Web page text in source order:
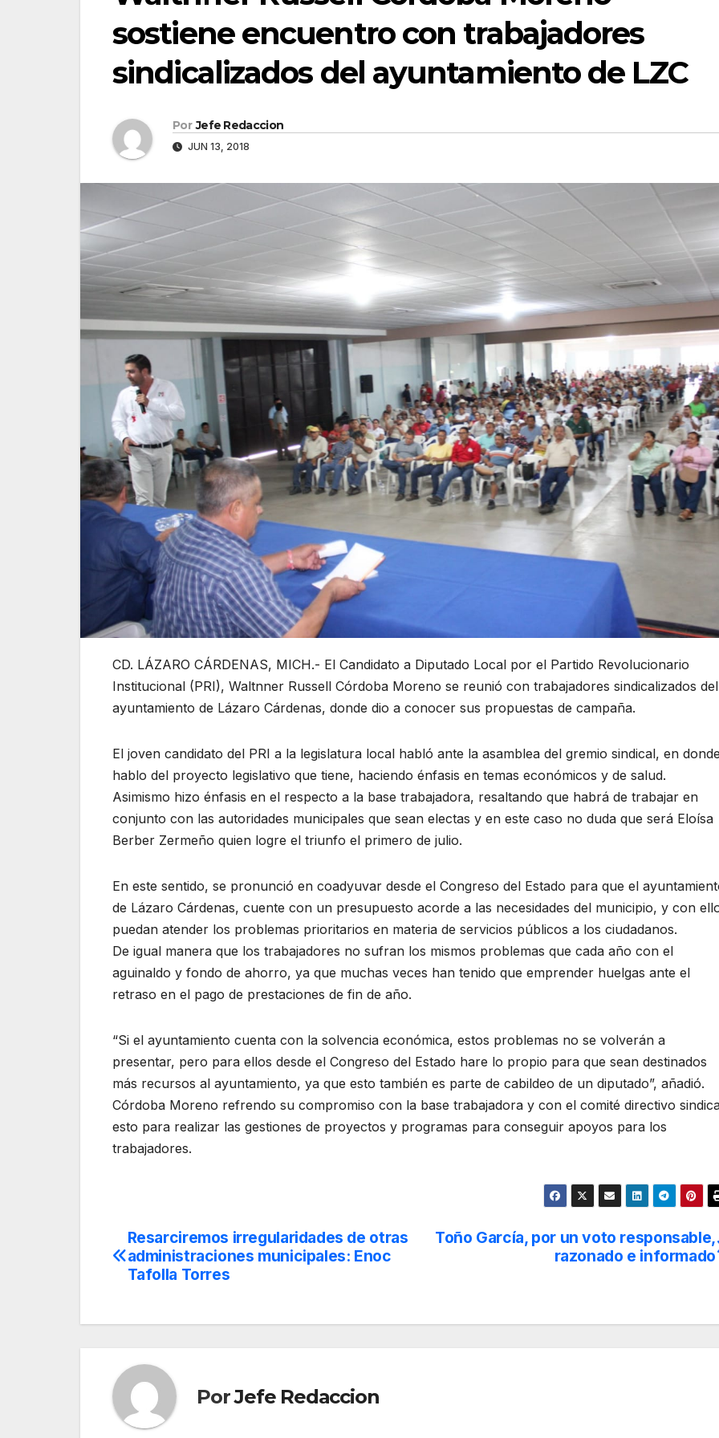
sostiene encuentro con trabajadores
sindicalizados del ayuntamiento de LZC
Por Jefe Redaccion
JUN 13, 2018
CD. LÁZARO CÁRDENAS, MICH.- El Candidato a Diputado Local por el Partido Revolucionario
Institucional (PRI), Waltnner Russell Córdoba Moreno se reunió con trabajadores sindicalizados del
ayuntamiento de Lázaro Cárdenas, donde dio a conocer sus propuestas de campaña.
El joven candidato del PRI a la legislatura local habló ante la asamblea del gremio sindical, en
hablo del proyecto legislativo que tiene, haciendo énfasis en temas económicos y de salud.
Asimismo hizo énfasis en el respecto a la base trabajadora, resaltando que habrá de trabajar en
conjunto con las autoridades municipales que sean electas y en este caso no duda que será Eloísa
Berber Zermeño quien logre el triunfo el primero de julio.
En este sentido, se pronunció en coadyuvar desde el Congreso del Estado para que el
de Lázaro Cárdenas, cuente con un presupuesto acorde a las necesidades del municipio, y con
puedan atender los problemas prioritarios en materia de servicios públicos a los ciudadanos.
De igual manera que los trabajadores no sufran los mismos problemas que cada año con el
aguinaldo y fondo de ahorro, ya que muchas veces han tenido que emprender huelgas ante el
retraso en el pago de prestaciones de fin de año.
“Si el ayuntamiento cuenta con la solvencia económica, estos problemas no se volverán a
presentar, pero para ellos desde el Congreso del Estado hare lo propio para que sean destinados
más recursos al ayuntamiento, ya que esto también es parte de cabildeo de un diputado”, añadió.
Córdoba Moreno refrendo su compromiso con la base trabajadora y con el comité directivo
esto para realizar las gestiones de proyectos y programas para conseguir apoyos para los
trabajadores.
Navegación
de
Toño García, por un voto responsable,
razonado e informado
Resarciremos irregularidades de otras
administraciones municipales: Enoc
Tafolla Torres
PorJefe Redaccion